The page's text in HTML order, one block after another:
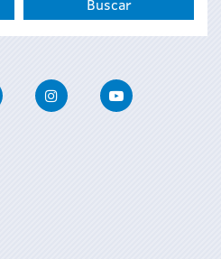
Twitter InstagramYoutube